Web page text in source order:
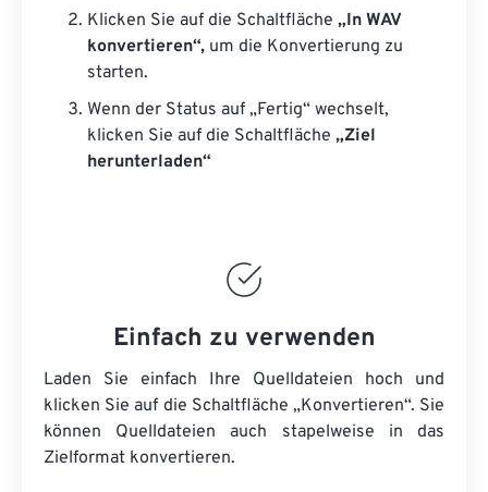
Klicken Sie auf die Schaltfläche „In WAV
konvertieren“, um die Konvertierung zu
starten.
Wenn der Status auf „Fertig“ wechselt,
klicken Sie auf die Schaltfläche „Ziel
herunterladen“
Einfach zu verwenden
Laden Sie einfach Ihre Quelldateien hoch und
klicken Sie auf die Schaltfläche „Konvertieren“. Sie
können Quelldateien auch stapelweise in das
Zielformat konvertieren.